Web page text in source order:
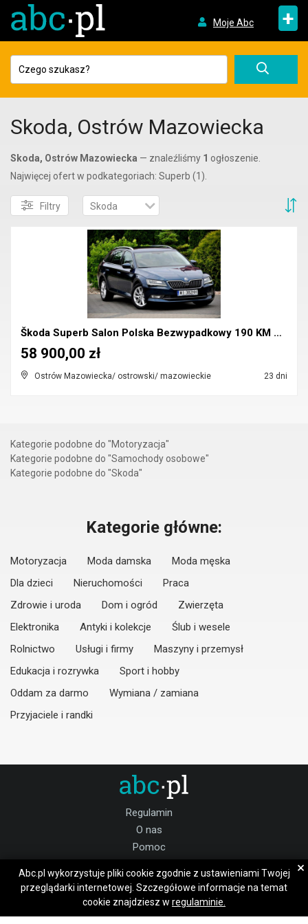
Moje Abc +
Skoda, Ostrów Mazowiecka
Skoda, Ostrów Mazowiecka — znaleźliśmy 1 ogłoszenie.
Najwięcej ofert w podkategoriach: Superb (1).
Filtry Skoda
Škoda Superb Salon Polska Bezwypadkowy 190 KM 4x4 ...
Ostrów Mazowiecka/ ostrowski/ mazowieckie 23 dni
58 900,00 zł
Kategorie podobne do "Motoryzacja"
Kategorie podobne do "Samochody osobowe"
Kategorie podobne do "Skoda"
Kategorie główne:
Motoryzacja Moda damska
Moda męska
Dla dzieci
Nieruchomości
Praca
Zdrowie i uroda
Dom i ogród
Zwierzęta
Elektronika
Antyki i kolekcje
Ślub i wesele
Rolnictwo
Usługi i firmy
Maszyny i przemysł
Edukacja i rozrywka
Sport i hobby
Oddam za darmo
Wymiana / zamiana
Przyjaciele i randki
Regulamin
O nas
Pomoc
Praca Ostrów Mazowiecka
Dołącz do nas:
Abc.pl wykorzystuje pliki cookie zgodnie z ustawieniami Twojej
przeglądarki internetowej. Szczegółowe informacje na temat
cookie znajdziesz w regulaminie.
×